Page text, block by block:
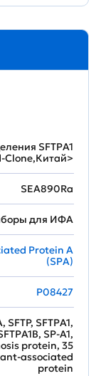
SFTPA1
Clone,Китай>
SEA890Ra
для ИФА
Protein A
(SPA)
P08427
SFTP, SFTPA1,
SP-A1,
protein, 35
associated
protein